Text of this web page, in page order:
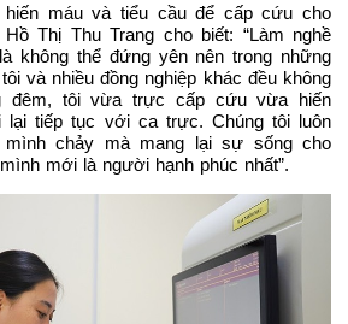
máu và tiểu cầu để cấp cứu cho
Thị Thu Trang cho biết: “Làm nghề
không thể đứng yên nên trong những
và nhiều đồng nghiệp khác đều không
đêm, tôi vừa trực cấp cứu vừa hiến
lại tiếp tục với ca trực. Chúng tôi luôn
chảy mà mang lại sự sống cho
mới là người hạnh phúc nhất”.